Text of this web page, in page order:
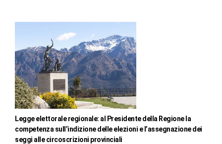
Legge elettorale regionale: al Presidente della Regione la
competenza sull’indizione delle elezioni e l’assegnazione dei
seggi alle circoscrizioni provinciali